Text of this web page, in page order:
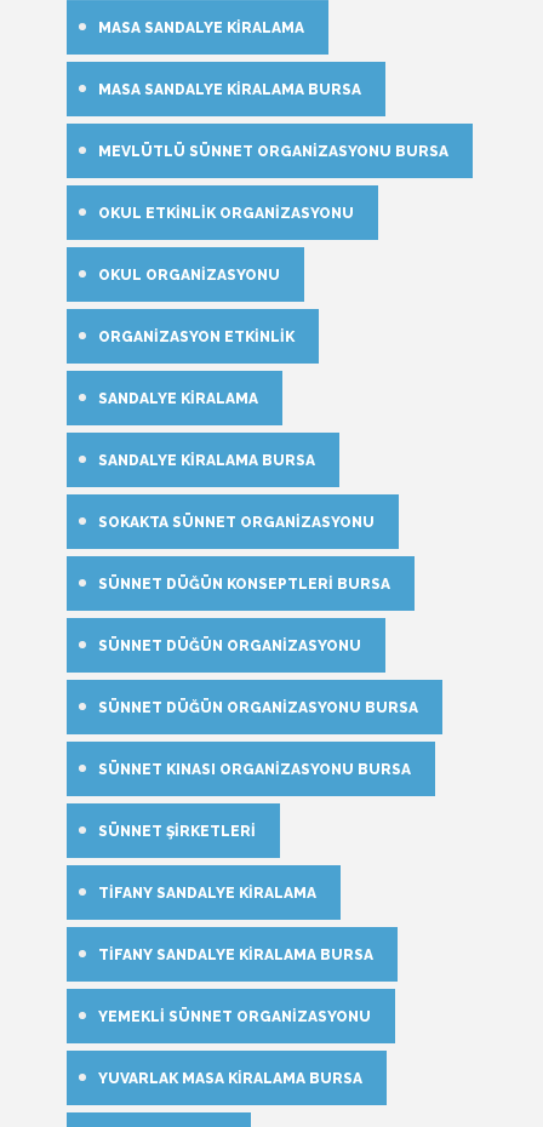
MASA SANDALYE KIRALAMA
MASA SANDALYE KIRALAMA BURSA
MEVLÜTLÜ SÜNNET ORGANIZASYONU BURSA
OKUL ETKINLIK ORGANIZASYONU
OKUL ORGANIZASYONU
ORGANIZASYON ETKINLIK
SANDALYE KIRALAMA
SANDALYE KIRALAMA BURSA
SOKAKTA SÜNNET ORGANIZASYONU
SÜNNET DÜĞÜN KONSEPTLERI BURSA
SÜNNET DÜĞÜN ORGANIZASYONU
SÜNNET DÜĞÜN ORGANIZASYONU BURSA
SÜNNET KINASI ORGANIZASYONU BURSA
SÜNNET ŞIRKETLERI
TIFANY SANDALYE KIRALAMA
TIFANY SANDALYE KIRALAMA BURSA
YEMEKLI SÜNNET ORGANIZASYONU
YUVARLAK MASA KIRALAMA BURSA